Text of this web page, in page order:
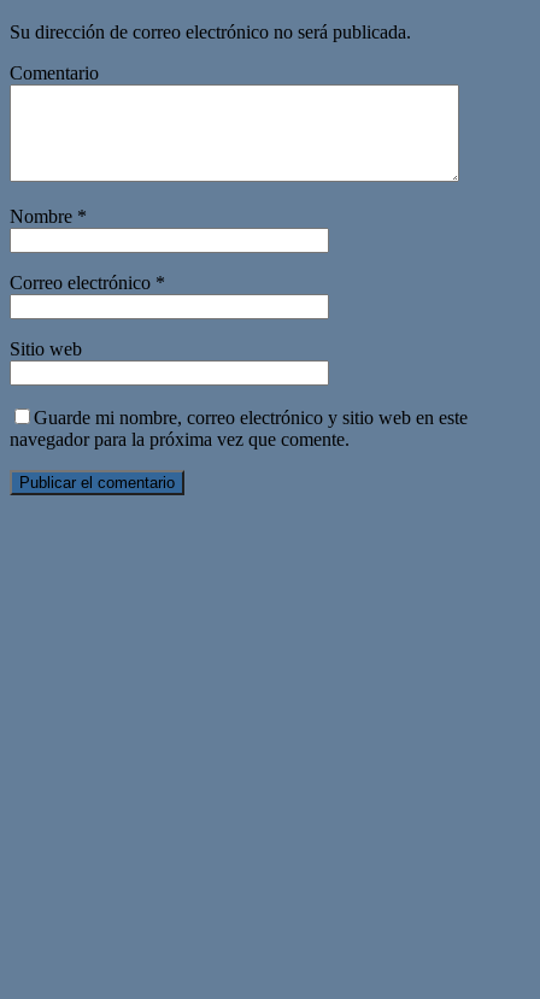
Su dirección de correo electrónico no será publicada.
Comentario
Nombre *
Correo electrónico *
Sitio web
Guarde mi nombre, correo electrónico y sitio web en este
navegador para la próxima vez que comente.